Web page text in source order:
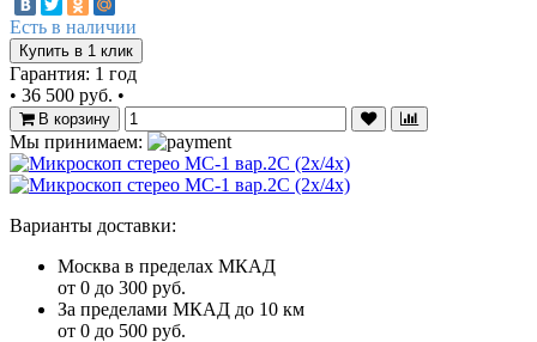
Есть в наличии
Купить в 1 клик
Гарантия: 1 год
• 36 500 руб. •
В корзину
Мы принимаем:
Варианты доставки:
Москва в пределах МКАД
от 0 до 300 руб.
За пределами МКАД до 10 км
от 0 до 500 руб.